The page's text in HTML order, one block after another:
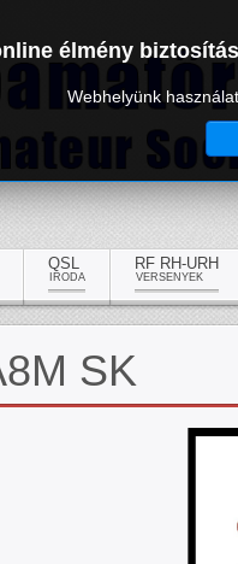
QSL
IRODA
RF RH-URH
VERSENYEK
SK
élmény
Webhelyünk